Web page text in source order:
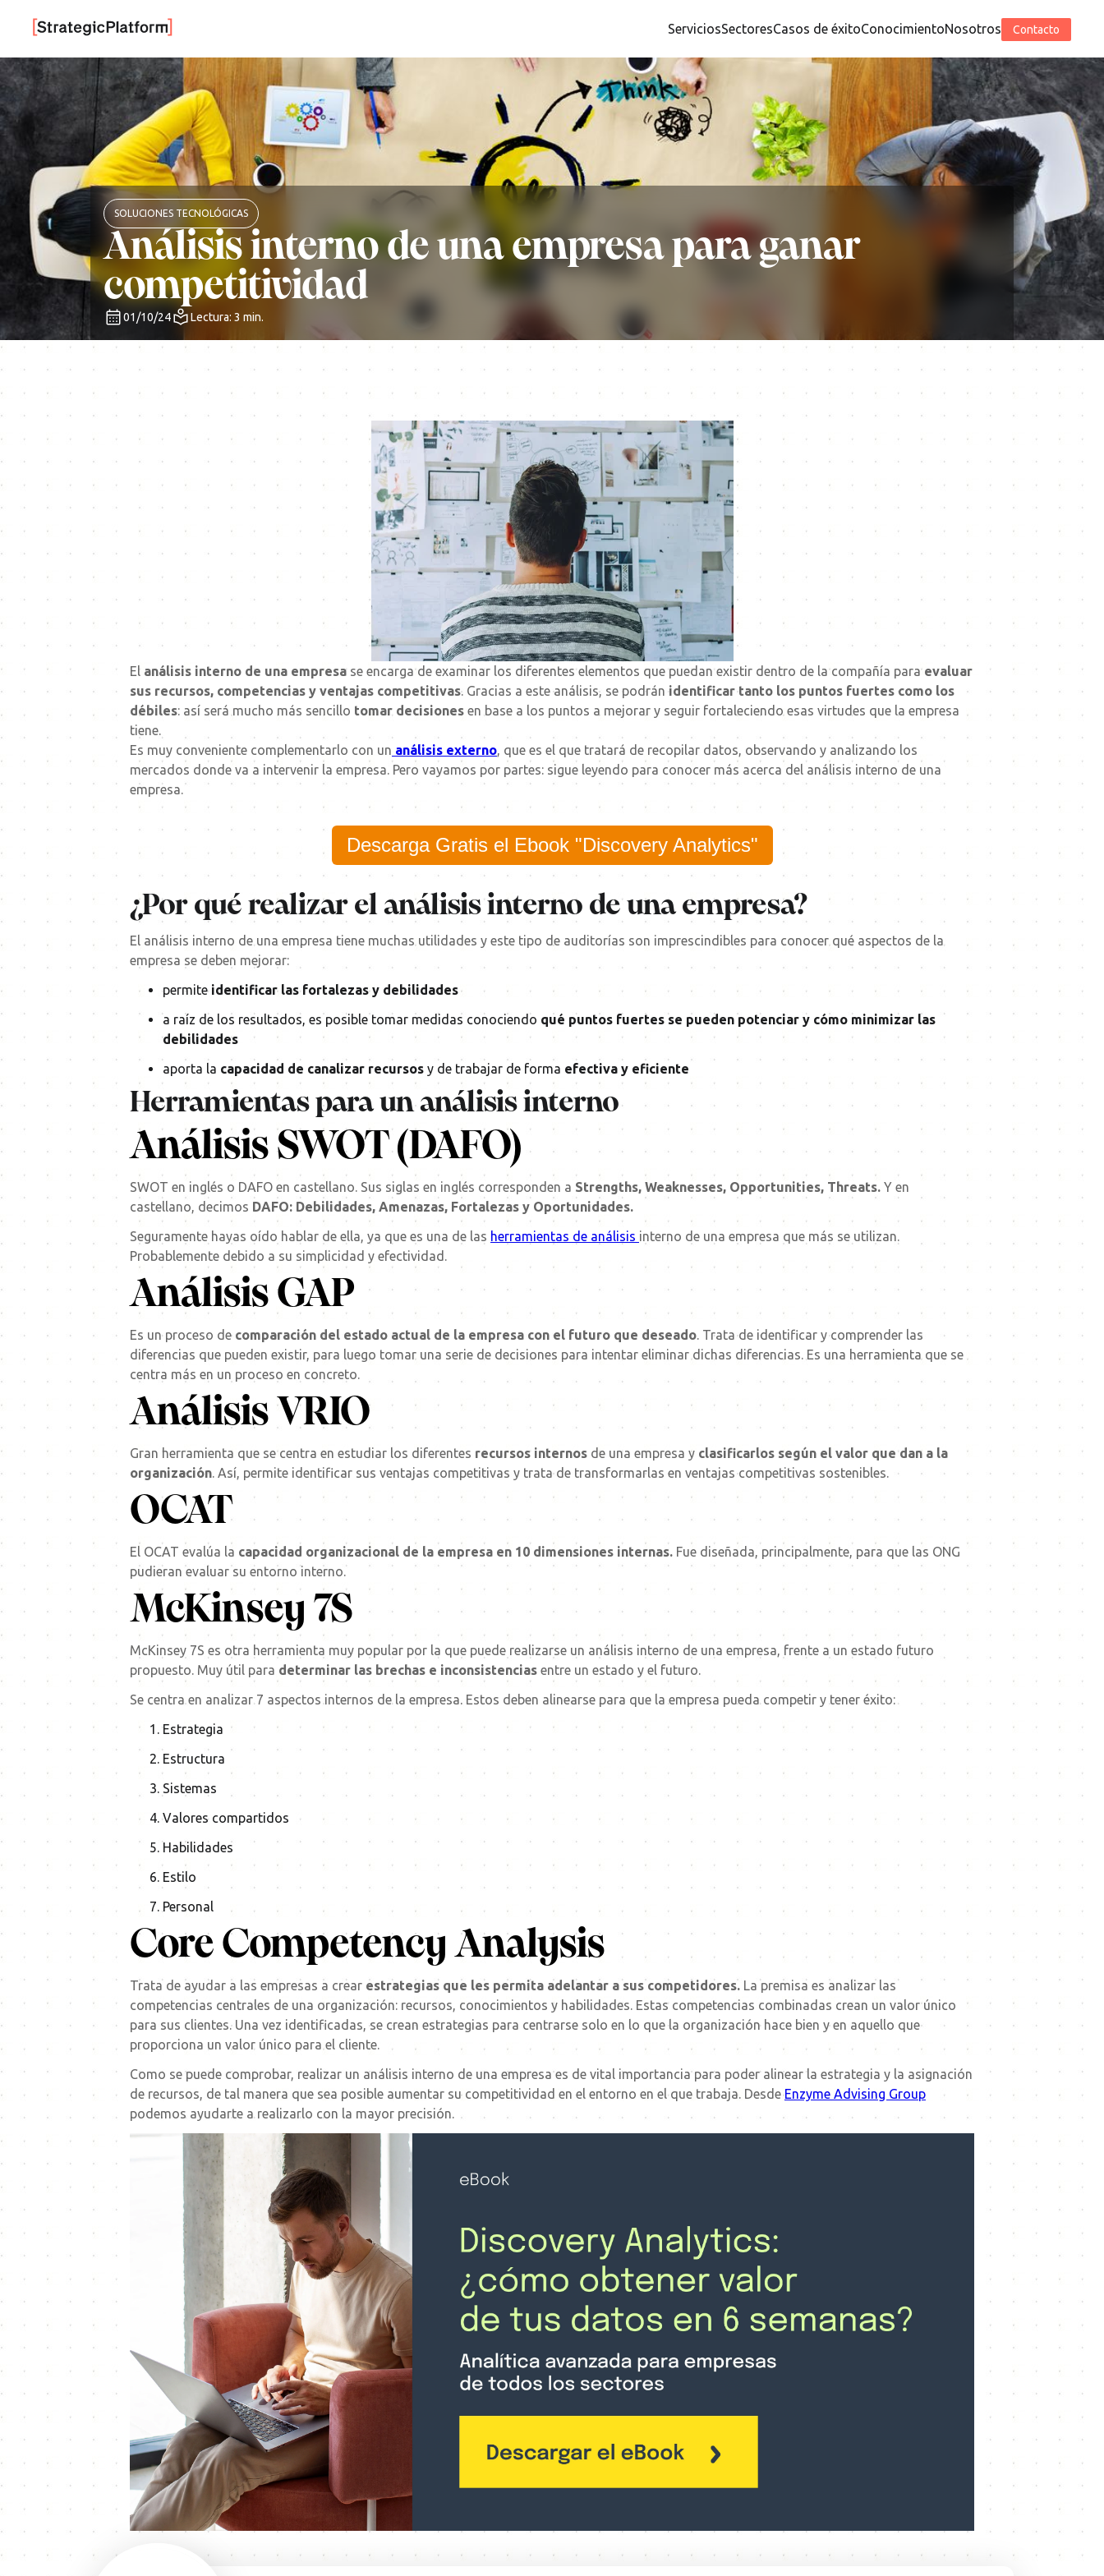
ServiciosSectoresCasos de éxitoConocimientoNosotros Contacto
SOLUCIONES TECNOLÓGICAS
Análisis interno de una empresa para ganar
competitividad
01/10/24 Lectura: 3 min.
El análisis interno de una empresa se encarga de examinar los diferentes elementos que puedan existir dentro de la compañía paraevaluar
sus recursos, competencias y ventajas competitivas. Gracias a este análisis, se podránidentificar tanto los puntos fuertes como los
débiles: así será mucho más sencillo tomar decisiones en base a los puntos a mejorar y seguir fortaleciendo esas virtudes que la empresa
tiene.
Es muy conveniente complementarlo con un análisis externo, que es el que tratará de recopilar datos, observando y analizando los
mercados donde va a intervenir la empresa. Pero vayamos por partes: sigue leyendo para conocer más acerca del análisis interno de una
empresa.
Descarga Gratis el Ebook "Discovery Analytics"
¿Por qué realizar el análisis interno de una empresa?
El análisis interno de una empresa tiene muchas utilidades y este tipo de auditorías son imprescindibles para conocer qué aspectos de la
empresa se deben mejorar:
permiteidentificar las fortalezas y debilidades
a raíz de los resultados, es posible tomar medidas conociendo qué puntos fuertes se pueden potenciar y cómo minimizar las
debilidades
aporta la capacidad de canalizar recursos y de trabajar de forma efectiva y eficiente
Herramientas para un análisis interno
Análisis SWOT (DAFO)
SWOT en inglés o DAFO en castellano. Sus siglas en inglés corresponden a Strengths, Weaknesses, Opportunities, Threats. Y en
castellano, decimos DAFO: Debilidades, Amenazas, Fortalezas y Oportunidades.
Seguramente hayas oído hablar de ella, ya que es una de las herramientas de análisis interno de una empresa que más se utilizan.
Probablemente debido a su simplicidad y efectividad.
Análisis GAP
Es un proceso de comparación del estado actual de la empresa con el futuro que deseado. Trata de identificar y comprender las
diferencias que pueden existir, para luego tomar una serie de decisiones para intentar eliminar dichas diferencias. Es una herramienta que se
centra más en un proceso en concreto.
Análisis VRIO
Gran herramienta que se centra en estudiar los diferentes recursos internos de una empresa y clasificarlos según el valor que dan a la
organización. Así, permite identificar sus ventajas competitivas y trata de transformarlas en ventajas competitivas sostenibles.
OCAT
El OCAT evalúa la capacidad organizacional de la empresa en 10 dimensiones internas. Fue diseñada, principalmente, para que las ONG
pudieran evaluar su entorno interno.
McKinsey 7S
McKinsey 7S es otra herramienta muy popular por la que puede realizarse un análisis interno de una empresa, frente a un estado futuro
propuesto. Muy útil para determinar las brechas e inconsistencias entre un estado y el futuro.
Se centra en analizar 7 aspectos internos de la empresa. Estos deben alinearse para que la empresa pueda competir y tener éxito:
Estrategia
Estructura
Sistemas
Valores compartidos
Habilidades
Estilo
Personal
Core Competency Analysis
Trata de ayudar a las empresas a crear estrategias que les permita adelantar a sus competidores. La premisa es analizar las
competencias centrales de una organización: recursos, conocimientos y habilidades. Estas competencias combinadas crean un valor único
para sus clientes. Una vez identificadas, se crean estrategias para centrarse solo en lo que la organización hace bien y en aquello que
proporciona un valor único para el cliente.
Como se puede comprobar, realizar un análisis interno de una empresa es de vital importancia para poder alinear la estrategia y la asignación
de recursos, de tal manera que sea posible aumentar su competitividad en el entorno en el que trabaja. DesdeEnzyme Advising Group
podemos ayudarte a realizarlo con la mayor precisión.